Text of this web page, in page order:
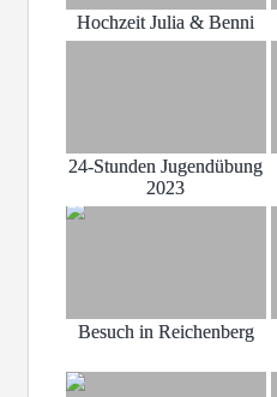
Hochzeit Julia & Benni
24-Stunden Jugendübung
2023
Besuch in Reichenberg